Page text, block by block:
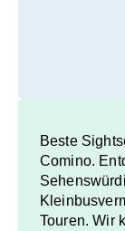
Beste
Comino.
Touren. Wir